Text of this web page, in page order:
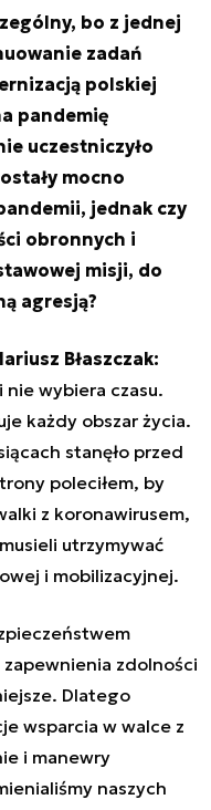
bo z jednej
zadań
polskiej
pandemię
uczestniczyło
mocno
jednak czy
obronnych i
misji, do
agresją?
Błaszczak:
wybiera czasu.
każdy obszar życia.
stanęło przed
poleciłem, by
z koronawirusem,
utrzymywać
i mobilizacyjnej.
zdolności
Dlatego
wsparcia w walce z
i manewry
naszych